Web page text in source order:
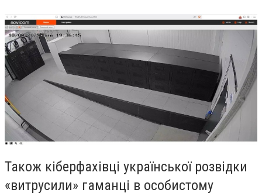
Також кіберфахівці української розвідки
«витрусили» гаманці в особистому